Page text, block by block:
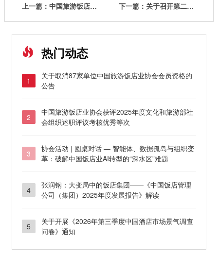
上一篇：中国旅游饭店业协会第九届理事会暨秘书处全体同仁向奋斗在接待服务一线的劳动者致以崇高的敬意！ 下一篇：关于召开第二十三届中国饭店集团化发展大会的通知
热门动态
1
关于取消87家单位中国旅游饭店业协会会员资格的
公告
2
中国旅游饭店业协会获评2025年度文化和旅游部社
会组织述职评议考核优秀等次
3
协会活动 | 圆桌对话 — 智能体、数据孤岛与组织变
革：破解中国饭店业AI转型的“深水区”难题
4
张润钢：大变局中的饭店集团——《中国饭店管理
公司（集团）2025年度发展报告》解读
5
关于开展《2026年第三季度中国酒店市场景气调查
问卷》通知